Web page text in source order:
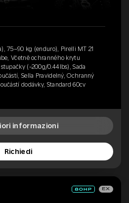
75–90 kg (enduro), Pirelli MT 21
Včetně ochranného krytu
(-200g/0.44lbs), Sada
Sella Pravidelný, Ochranný
dodávky, Standard 60cv
informazioni
Richiedi
EX